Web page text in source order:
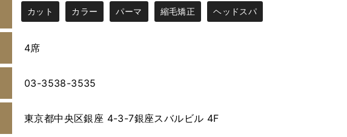
カット カラー パーマ 縮毛矯正 ヘッドスパ
4席
03-3538-3535
東京都中央区銀座 4-3-7銀座スバルビル 4F